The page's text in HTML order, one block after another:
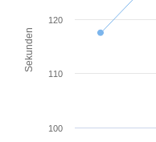
Sekunden
100
110
120